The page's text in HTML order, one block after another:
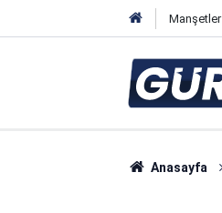
Manşetler
Anasayfa